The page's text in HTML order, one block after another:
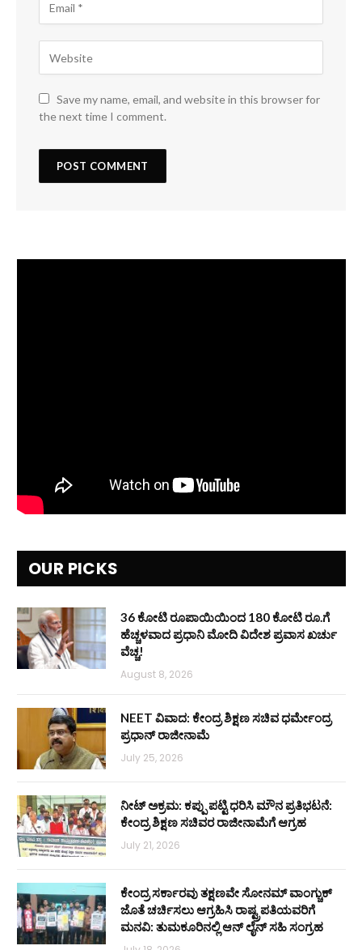
Save my name, email, and website in this browser for
the next time I comment.
OUR PICKS
36 ಕೋಟಿ ರೂಪಾಯಿಯಿಂದ 180 ಕೋಟಿ ರೂ.ಗೆ
ಹೆಚ್ಚಳವಾದ ಪ್ರಧಾನಿ ಮೋದಿ ವಿದೇಶ ಪ್ರವಾಸ ಖರ್ಚು
ವೆಚ್ಚ!
August 8, 2026
NEET ವಿವಾದ: ಕೇಂದ್ರ ಶಿಕ್ಷಣ ಸಚಿವ ಧರ್ಮೇಂದ್ರ
ಪ್ರಧಾನ್ ರಾಜೀನಾಮೆ
July 25, 2026
ನೀಟ್ ಅಕ್ರಮ: ಕಪ್ಪು ಪಟ್ಟಿ ಧರಿಸಿ ಮೌನ ಪ್ರತಿಭಟನೆ:
ಕೇಂದ್ರ ಶಿಕ್ಷಣ ಸಚಿವರ ರಾಜೀನಾಮೆಗೆ ಆಗ್ರಹ
July 21, 2026
ಕೇಂದ್ರ ಸರ್ಕಾರವು ತಕ್ಷಣವೇ ಸೋನಮ್ ವಾಂಗ್ಚುಕ್
ಜೊತೆ ಚರ್ಚಿಸಲು ಆಗ್ರಹಿಸಿ ರಾಷ್ಟ್ರಪತಿಯವರಿಗೆ
ಮನವಿ: ತುಮಕೂರಿನಲ್ಲಿ ಆನ್‌ ಲೈನ್ ಸಹಿ ಸಂಗ್ರಹ